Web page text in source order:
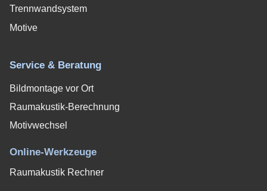
Trennwandsystem
Motive
Service & Beratung
Bildmontage vor Ort
Raumakustik-Berechnung
Motivwechsel
Online-Werkzeuge
Raumakustik Rechner